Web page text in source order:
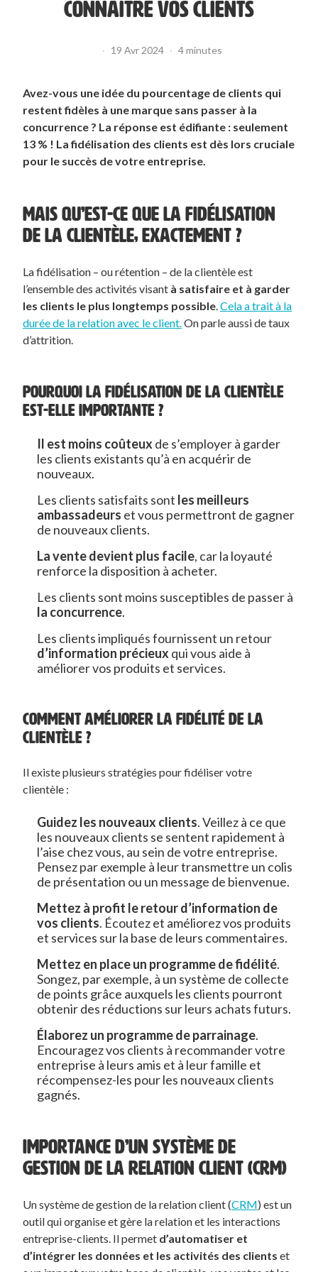
CONNAÎTRE VOS CLIENTS
· 19 Avr 2024 · 4 minutes
Avez-vous une idée du pourcentage de clients qui
restent fidèles à une marque sans passer à la
concurrence ? La réponse est édifiante : seulement
13 % ! La fidélisation des clients est dès lors cruciale
pour le succès de votre entreprise.
MAIS QU’EST-CE QUE LA FIDÉLISATION
DE LA CLIENTÈLE, EXACTEMENT ?
La fidélisation – ou rétention – de la clientèle est
l’ensemble des activités visant à satisfaire et à garder
les clients le plus longtemps possible.Cela a trait à la
durée de la relation avec le client.On parle aussi de taux
d’attrition.
POURQUOI LA FIDÉLISATION DE LA CLIENTÈLE
EST-ELLE IMPORTANTE ?
Il est moins coûteux de s’employer à garder
les clients existants qu’à en acquérir de
nouveaux.
Les clients satisfaits sont les meilleurs
ambassadeurs et vous permettront de gagner
de nouveaux clients.
La vente devient plus facile, car la loyauté
renforce la disposition à acheter.
Les clients sont moins susceptibles de passer à
la concurrence.
Les clients impliqués fournissent un retour
d’information précieux qui vous aide à
améliorer vos produits et services.
COMMENT AMÉLIORER LA FIDÉLITÉ DE LA
CLIENTÈLE ?
Il existe plusieurs stratégies pour fidéliser votre
clientèle :
Guidez les nouveaux clients. Veillez à ce que
les nouveaux clients se sentent rapidement à
l’aise chez vous, au sein de votre entreprise.
Pensez par exemple à leur transmettre un colis
de présentation ou un message de bienvenue.
Mettez à profit le retour d’information de
vos clients. Écoutez et améliorez vos produits
et services sur la base de leurs commentaires.
Mettez en place un programme de fidélité.
Songez, par exemple, à un système de collecte
de points grâce auxquels les clients pourront
obtenir des réductions sur leurs achats futurs.
Élaborez un programme de parrainage.
Encouragez vos clients à recommander votre
entreprise à leurs amis et à leur famille et
récompensez-les pour les nouveaux clients
gagnés.
IMPORTANCE D’UN SYSTÈME DE
GESTION DE LA RELATION CLIENT (CRM)
Un système de gestion de la relation client (CRM) est un
outil qui organise et gère la relation et les interactions
entreprise-clients. Il permet d’automatiser et
d’intégrer les données et les activités des clients et